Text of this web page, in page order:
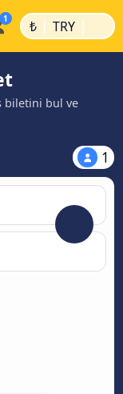
₺ | TRY |
biletini bul ve
1